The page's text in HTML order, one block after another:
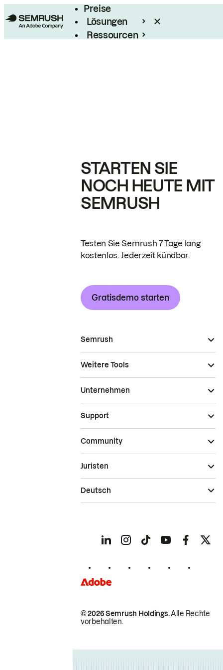
Preise
Lösungen
Ressourcen
STARTEN SIE
NOCH HEUTE MIT
SEMRUSH
Testen Sie Semrush 7 Tage lang
kostenlos. Jederzeit kündbar.
Gratisdemo starten
Semrush
Weitere Tools
Unternehmen
Support
Community
© 2026 Semrush Holdings.Alle Rechte
vorbehalten.
Juristen
Deutsch